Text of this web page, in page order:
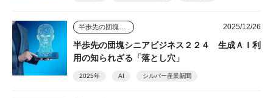
2025/12/26
半歩先の団塊シニアビジネス２２４ 生成ＡＩ利
用の知られざる「落とし穴」
2025年 AI シルバー産業新聞